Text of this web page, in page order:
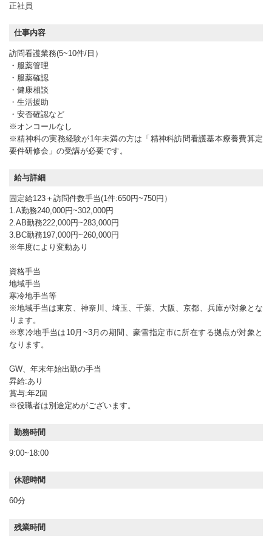
正社員
仕事内容
訪問看護業務(5~10件/日）
・服薬管理
・服薬確認
・健康相談
・生活援助
・安否確認など
※オンコールなし
※精神科の実務経験が1年未満の方は「精神科訪問看護基本療養費算定
要件研修会」の受講が必要です。
給与詳細
固定給123＋訪問件数手当(1件:650円~750円）
1.A勤務240,000円~302,000円
2.AB勤務222,000円~283,000円
3.BC勤務197,000円~260,000円
※年度により変動あり
資格手当
地域手当
寒冷地手当等
※地域手当は東京、神奈川、埼玉、千葉、大阪、京都、兵庫が対象とな
ります。
※寒冷地手当は10月~3月の期間、豪雪指定市に所在する拠点が対象と
なります。
GW、年末年始出勤の手当
昇給:あり
賞与:年2回
※役職者は別途定めがございます。
勤務時間
9:00~18:00
休憩時間
60分
残業時間